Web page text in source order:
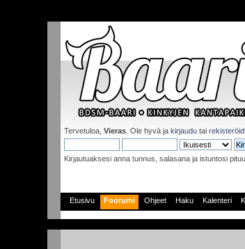
Tervetuloa,Vieras . Ole hyvä jakirjaudu tai
Kirjautuaksesi anna tunnus, salasana ja istuntosi
Etusivu Foorumi Ohjeet Haku Kalenteri